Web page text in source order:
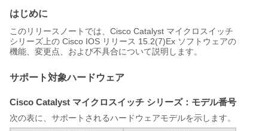
はじめに
このリリースノートでは、Cisco Catalyst マイクロスイッチ
シリーズ上の Cisco IOS リリース 15.2(7)Ex ソフトウェアの
機能、変更点、および不具合について説明します。
サポート対象ハードウェア
Cisco Catalyst マイクロスイッチ シリーズ：モデル番号
次の表に、サポートされるハードウェアモデルを示します。